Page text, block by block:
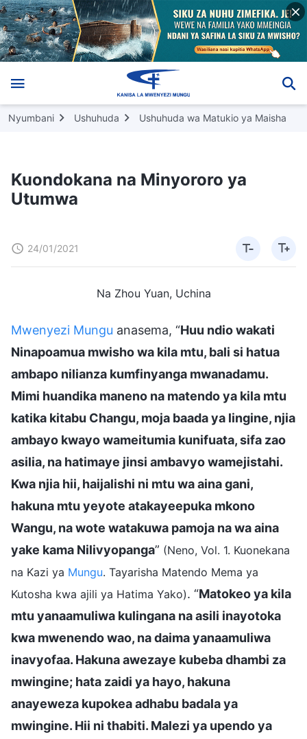
Nyumbani Ushuhuda Ushuhuda wa Matukio ya Maisha
Kuondokana na Minyororo ya
Utumwa
24/01/2021
Na Zhou Yuan, Uchina
Mwenyezi Mungu anasema, “Huu ndio wakati
Ninapoamua mwisho wa kila mtu, bali si hatua
ambapo nilianza kumfinyanga mwanadamu.
Mimi huandika maneno na matendo ya kila mtu
katika kitabu Changu, moja baada ya lingine, njia
ambayo kwayo wameitumia kunifuata, sifa zao
asilia, na hatimaye jinsi ambavyo wamejistahi.
Kwa njia hii, haijalishi ni mtu wa aina gani,
hakuna mtu yeyote atakayeepuka mkono
Wangu, na wote watakuwa pamoja na wa aina
yake kama Nilivyopanga” (Neno, Vol. 1. Kuonekana
na Kazi ya Mungu. Tayarisha Matendo Mema ya
Kutosha kwa ajili ya Hatima Yako). “Matokeo ya kila
mtu yanaamuliwa kulingana na asili inayotoka
kwa mwenendo wao, na daima yanaamuliwa
inavyofaa. Hakuna awezaye kubeba dhambi za
mwingine; hata zaidi ya hayo, hakuna
anayeweza kupokea adhabu badala ya
mwingine. Hii ni thabiti. Malezi ya upendo ya